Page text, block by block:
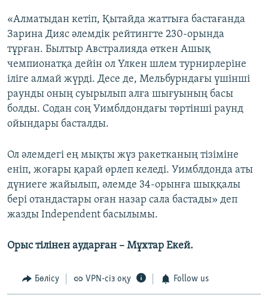
«Алматыдан кетіп, Қытайда жаттыға бастағанда
Зарина Дияс әлемдік рейтингте 230-орында
тұрған. Былтыр Австралияда өткен Ашық
чемпионатқа дейін ол Үлкен шлем турнирлеріне
іліге алмай жүрді. Десе де, Мельбурндағы үшінші
раунды оның суырылып алға шығуының басы
болды. Содан соң Уимблдондағы төртінші раунд
ойындары басталды.
Ол әлемдегі ең мықты жүз ракетканың тізіміне
еніп, жоғары қарай өрлеп келеді. Уимблдонда аты
дүниеге жайылып, әлемде 34-орынға шыққалы
бері отандастары оған назар сала бастады» деп
жазды Іndependent басылымы.
Орыс тілінен аударған – Мұхтар Екей.
Бөлісу VPN-сіз оқу Follow us